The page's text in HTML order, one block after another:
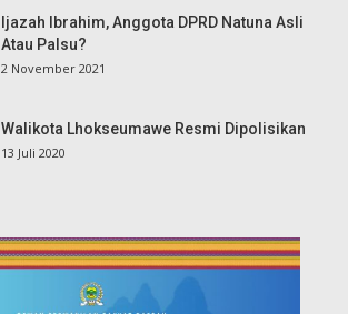
Ijazah Ibrahim, Anggota DPRD Natuna Asli
Atau Palsu?
2 November 2021
Walikota Lhokseumawe Resmi Dipolisikan
13 Juli 2020